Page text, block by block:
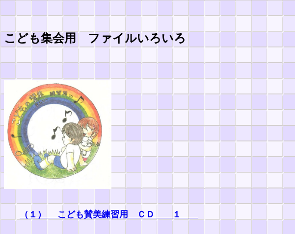
こども集会用 ファイルいろいろ
（１） こども賛美練習用 ＣＤ １